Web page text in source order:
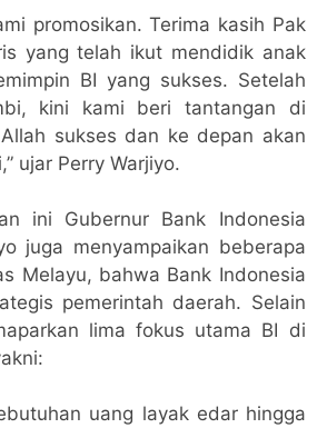
promosikan. Terima kasih Pak
yang telah ikut mendidik anak
BI yang sukses. Setelah
kini kami beri tantangan di
sukses dan ke depan akan
ujar Perry Warjiyo.
ini Gubernur Bank Indonesia
juga menyampaikan beberapa
Melayu, bahwa Bank Indonesia
pemerintah daerah. Selain
lima fokus utama BI di
uang layak edar hingga